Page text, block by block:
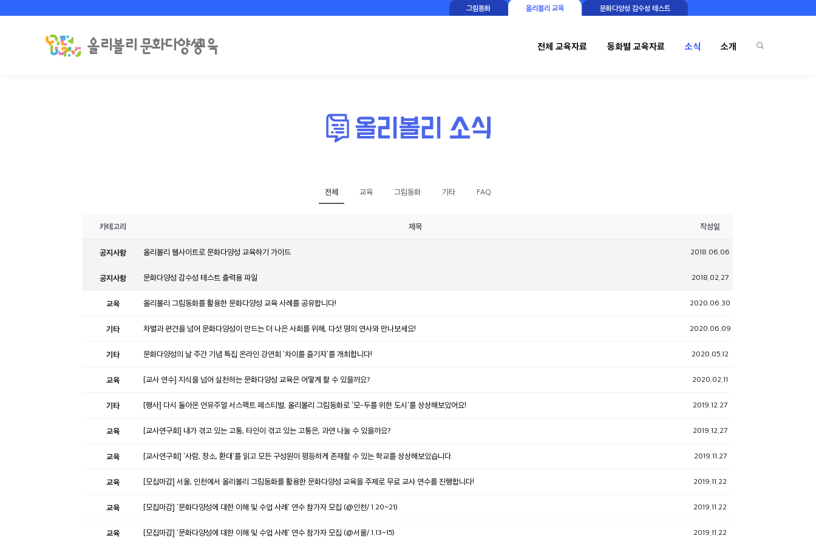
그림동화 올리볼리 교육 문화다양성 감수성 테스트
전체 교육자료 동화별 교육자료 소식 소개
전체 교육 그림동화 기타 FAQ
카테고리 제목 작성일
공지사항 올리볼리 웹사이트로 문화다양성 교육하기 가이드 2018.06.06
공지사항 문화다양성 감수성 테스트 출력용 파일 2018.02.27
교육 올리볼리 그림동화를 활용한 문화다양성 교육 사례를 공유합니다! 2020.06.30
기타 차별과 편견을 넘어 문화다양성이 만드는 더 나은 사회를 위해, 다섯 명의 연사와 만나보세요! 2020.06.09
기타 문화다양성의 날 주간 기념 특집 온라인 강연회 '차이를 즐기자'를 개최합니다! 2020.05.12
교육 [교사 연수] 지식을 넘어 실천하는 문화다양성 교육은 어떻게 할 수 있을까요? 2020.02.11
기타 [행사] 다시 돌아온 언유주얼 서스펙트 페스티벌, 올리볼리 그림동화로 '모-두를 위한 도시'를 상상해보았어요! 2019.12.27
교육 [교사연구회] 내가 겪고 있는 고통, 타인이 겪고 있는 고통은, 과연 나눌 수 있을까요? 2019.12.27
교육 [교사연구회] '사람, 장소, 환대'를 읽고 모든 구성원이 평등하게 존재할 수 있는 학교를 상상해보았습니다. 2019.11.27
교육 [모집마감] 서울, 인천에서 올리볼리 그림동화를 활용한 문화다양성 교육을 주제로 무료 교사 연수를 진행합니다! 2019.11.22
교육 [모집마감] '문화다양성에 대한 이해 및 수업 사례' 연수 참가자 모집 (@인천/ 1.20~21) 2019.11.22
교육 [모집마감] '문화다양성에 대한 이해 및 수업 사례' 연수 참가자 모집 (@서울/ 1.13~15) 2019.11.22